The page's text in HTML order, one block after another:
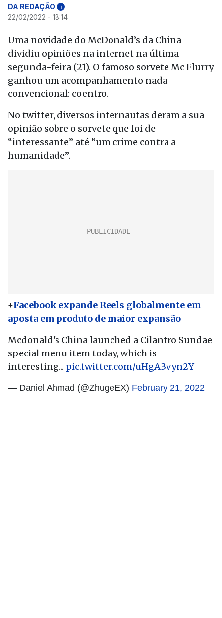
DA REDAÇÃO i
22/02/2022 - 18:14
Uma novidade do McDonald’s da China
dividiu opiniões na internet na última
segunda-feira (21). O famoso sorvete Mc Flurry
ganhou um acompanhamento nada
convencional: coentro.
No twitter, diversos internautas deram a sua
opinião sobre o sorvete que foi de
“interessante” até “um crime contra a
humanidade”.
+Facebook expande Reels globalmente em
aposta em produto de maior expansão
Mcdonald's China launched a Cilantro Sundae
special menu item today, which is
interesting... pic.twitter.com/uHgA3vyn2Y
— Daniel Ahmad (@ZhugeEX) February 21, 2022